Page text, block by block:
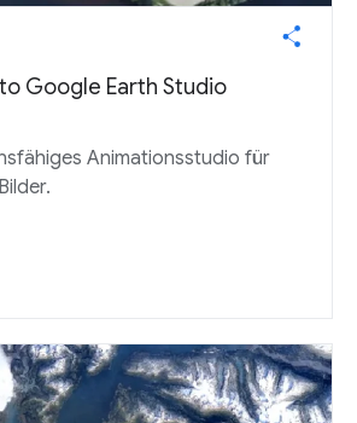
Google Earth Studio
Animationsstudio für